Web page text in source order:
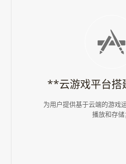
**云游戏平台
为用户提供基于云端的游戏
播放和存储